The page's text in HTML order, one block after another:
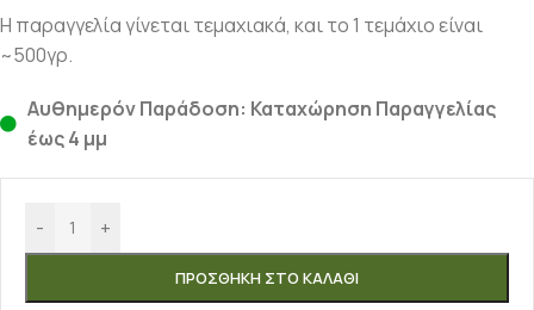
Η παραγγελία γίνεται τεμαχιακά, και το 1 τεμάχιο είναι
~500γρ.
Αυθημερόν Παράδοση: Καταχώρηση Παραγγελίας
έως 4 μμ
- +
ΠΡΟΣΘΉΚΗ ΣΤΟ ΚΑΛΆΘΙ